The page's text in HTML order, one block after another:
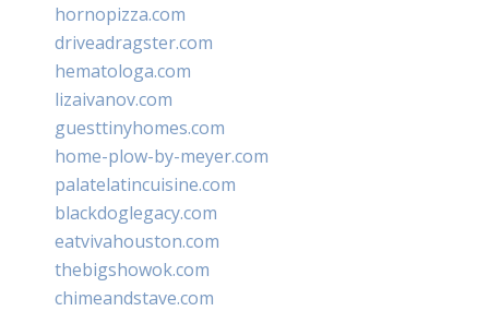
hornopizza.com
driveadragster.com
hematologa.com
lizaivanov.com
guesttinyhomes.com
home-plow-by-meyer.com
palatelatincuisine.com
blackdoglegacy.com
eatvivahouston.com
thebigshowok.com
chimeandstave.com